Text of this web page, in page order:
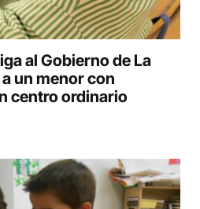
al Gobierno de La
un menor con
centro ordinario